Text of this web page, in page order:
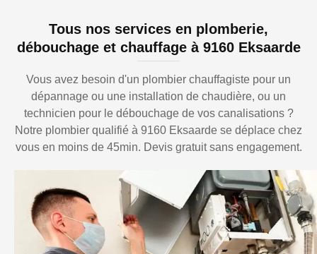
Tous nos services en plomberie,
débouchage et chauffage à 9160 Eksaarde
Vous avez besoin d'un plombier chauffagiste pour un
dépannage ou une installation de chaudière, ou un
technicien pour le débouchage de vos canalisations ?
Notre plombier qualifié à 9160 Eksaarde se déplace chez
vous en moins de 45min. Devis gratuit sans engagement.